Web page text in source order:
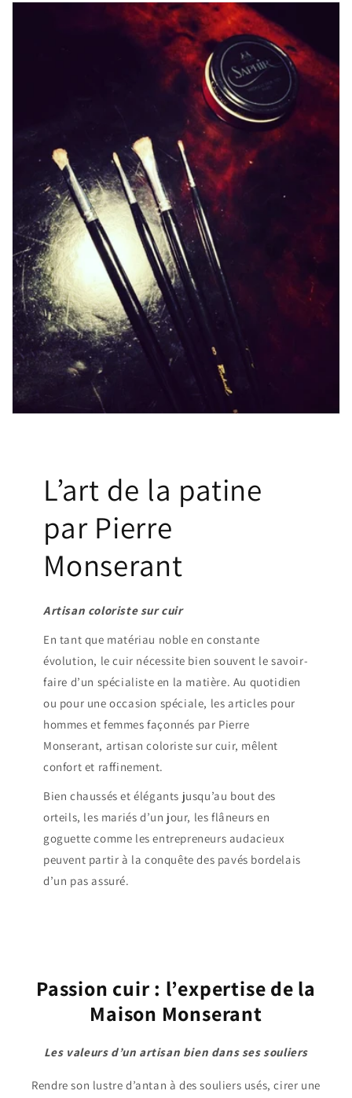
L’art de la patine
par Pierre
Monserant
Artisan coloriste sur cuir
En tant que matériau noble en constante
évolution, le cuir nécessite bien souvent le savoir-
faire d’un spécialiste en la matière. Au quotidien
ou pour une occasion spéciale, les articles pour
hommes et femmes façonnés par Pierre
Monserant, artisan coloriste sur cuir, mêlent
confort et raffinement.
Bien chaussés et élégants jusqu’au bout des
orteils, les mariés d’un jour, les flâneurs en
goguette comme les entrepreneurs audacieux
peuvent partir à la conquête des pavés bordelais
d’un pas assuré.
Passion cuir : l’expertise de la
Maison Monserant
Les valeurs d’un artisan bien dans ses souliers
Rendre son lustre d’antan à des souliers usés, cirer une